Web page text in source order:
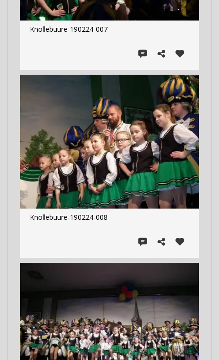
Knollebuure-190224-007
Knollebuure-190224-008